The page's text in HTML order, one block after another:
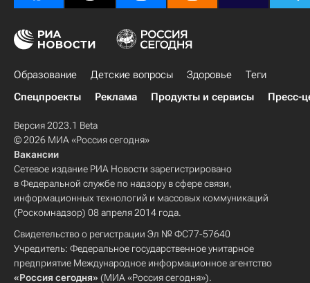
Образование Детские вопросы Здоровье
Теги
Спецпроекты
Реклама Продукты и сервисы Пресс-
Версия 2023.1 Beta
© 2026 МИА «Россия сегодня»
Вакансии
Сетевое издание РИА Новости зарегистрировано
в Федеральной службе по надзору в сфере связи,
информационных технологий и массовых коммуникаций
(Роскомнадзор) 08 апреля 2014 года.
Свидетельство о регистрации Эл № ФС77-57640
Учредитель: Федеральное государственное унитарное
предприятие Международное информационное агентство
«Россия сегодня» (МИА «Россия сегодня»).